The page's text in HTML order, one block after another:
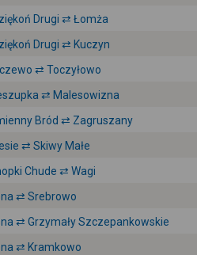
Drugi ⇄ Łomża
Drugi ⇄ Kuczyn
⇄ Toczyłowo
⇄ Malesowizna
Bród ⇄ Zagruszany
⇄ Skiwy Małe
Chude ⇄ Wagi
⇄ Srebrowo
⇄ Grzymały Szczepankowskie
⇄ Kramkowo